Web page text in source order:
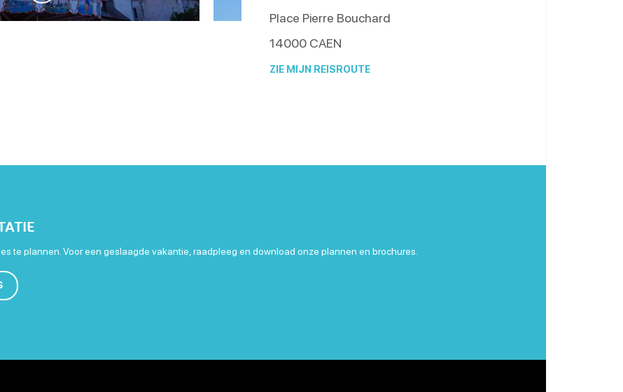
Place Pierre Bouchard
14000 CAEN
ZIE MIJN REISROUTE
te plannen. Voor een geslaagde vakantie, raadpleeg en download onze plannen en brochures.